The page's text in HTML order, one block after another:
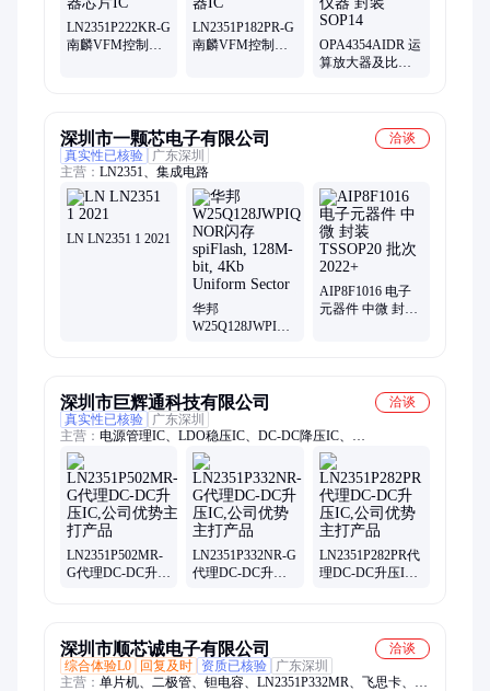
LN2351P222KR-G
南麟VFM控制
LN2351P182PR-G
南麟VFM控制
OPA4354AIDR 运
算放大器及比较
深圳市一颗芯电子有限公司
洽谈
真实性已核验
广东深圳
主营： LN2351、集成电路
LN LN2351 1 2021
华邦
W25Q128JWPIQ
Sector
AIP8F1016 电子
元器件 中微 封装
深圳市巨辉通科技有限公司
洽谈
真实性已核验
广东深圳
主营： 电源管理IC、LDO稳压IC、DC-DC降压IC、
LN2351P502MR、DC-DC升压IC、过压保护IC、背光驱动IC、音
频功放IC、模拟开关IC、锂电保护IC、时钟IC、马达驱动IC、复
位IC、电压检测IC、高低压MOS管
LN2351P502MR-
G代理DC-DC升压
LN2351P332NR-G
代理DC-DC升压
LN2351P282PR代
理DC-DC升压IC,
深圳市顺芯诚电子有限公司
洽谈
综合体验L0
回复及时 资质已核验
广东深圳
主营： 单片机、二极管、钽电容、LN2351P332MR、飞思卡、继